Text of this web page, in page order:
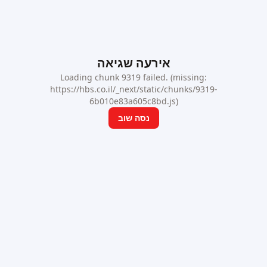
אירעה שגיאה
Loading chunk 9319 failed. (missing:
https://hbs.co.il/_next/static/chunks/9319-
6b010e83a605c8bd.js)